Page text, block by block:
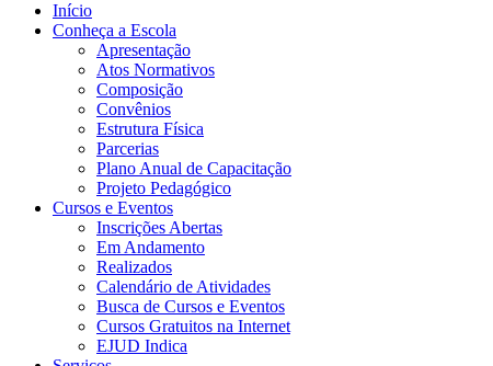
Início
Conheça a Escola
Apresentação
Atos Normativos
Composição
Convênios
Estrutura Física
Parcerias
Plano Anual de Capacitação
Projeto Pedagógico
Cursos e Eventos
Inscrições Abertas
Em Andamento
Realizados
Calendário de Atividades
Busca de Cursos e Eventos
Cursos Gratuitos na Internet
EJUD Indica